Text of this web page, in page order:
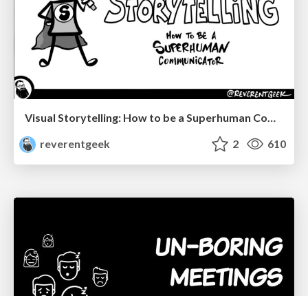
Visual Storytelling: How to be a Superhuman Communicator
reverentgeek
2 610